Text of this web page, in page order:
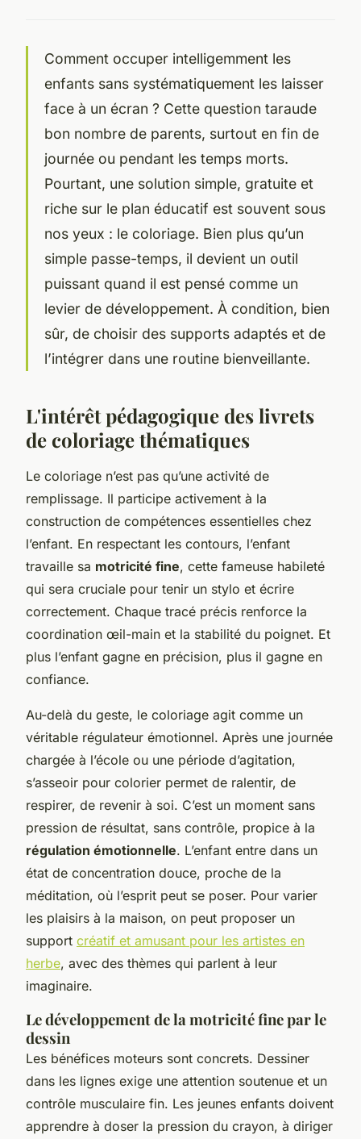
Comment occuper intelligemment les
enfants sans systématiquement les laisser
face à un écran ? Cette question taraude
bon nombre de parents, surtout en fin de
journée ou pendant les temps morts.
Pourtant, une solution simple, gratuite et
riche sur le plan éducatif est souvent sous
nos yeux : le coloriage. Bien plus qu’un
simple passe-temps, il devient un outil
puissant quand il est pensé comme un
levier de développement. À condition, bien
sûr, de choisir des supports adaptés et de
l’intégrer dans une routine bienveillante.
L'intérêt pédagogique des livrets
de coloriage thématiques
Le coloriage n’est pas qu’une activité de
remplissage. Il participe activement à la
construction de compétences essentielles chez
l’enfant. En respectant les contours, l’enfant
travaille sa motricité fine, cette fameuse habileté
qui sera cruciale pour tenir un stylo et écrire
correctement. Chaque tracé précis renforce la
coordination œil-main et la stabilité du poignet. Et
plus l’enfant gagne en précision, plus il gagne en
confiance.
Au-delà du geste, le coloriage agit comme un
véritable régulateur émotionnel. Après une journée
chargée à l’école ou une période d’agitation,
s’asseoir pour colorier permet de ralentir, de
respirer, de revenir à soi. C’est un moment sans
pression de résultat, sans contrôle, propice à la
régulation émotionnelle. L’enfant entre dans un
état de concentration douce, proche de la
méditation, où l’esprit peut se poser. Pour varier
les plaisirs à la maison, on peut proposer un
support créatif et amusant pour les artistes en
herbe, avec des thèmes qui parlent à leur
imaginaire.
Le développement de la motricité fine par le
dessin
Les bénéfices moteurs sont concrets. Dessiner
dans les lignes exige une attention soutenue et un
contrôle musculaire fin. Les jeunes enfants doivent
apprendre à doser la pression du crayon, à diriger